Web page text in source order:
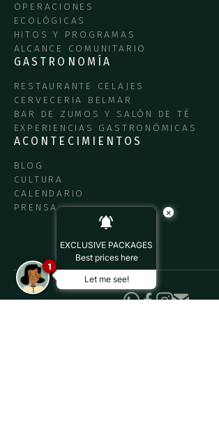
OPERACIONES
ECOLÓGICAS
HITOS Y PROGRAMAS
ALCANCE COMUNITARIO
GASTRONOMÍA
RESTAURANTE CELAJES
CERVECERIA BELMAR
BAR DE ZUMOS Y SALÓN DE TÉ
EXPERIENCIAS GASTRONÓMICAS
ACONTECIMIENTOS
BLOG
CULTURA
CALENDARIO
PRENSA
×
EXCLUSIVE PACKAGES
Best prices here
Let me see!
1